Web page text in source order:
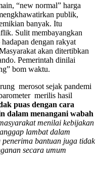
“new normal” harga
publik,
banyak. Itu
Sulit membayangkan
dengan rakyat
akan ditertibkan
Pemerintah dinilai
bom waktu.
merosot sejak pandemi
merilis hasil
puas dengan cara
dalam menangani wabah
menilai kebijakan
lambat dalam
bantuan juga tidak
secara umum